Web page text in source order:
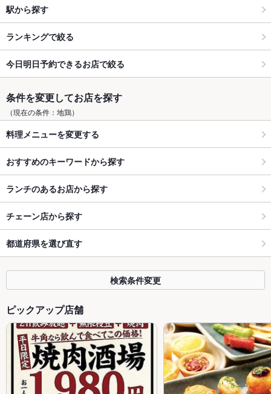
駅から探す
ランキングで絞る
今日明日予約できるお店で絞る
条件を変更してお店を探す
（現在の条件：地鶏）
料理メニューを変更する
おすすめのキーワードから探す
ランチのあるお店から探す
チェーン店から探す
都道府県を選び直す
検索条件変更
ピックアップ店舗